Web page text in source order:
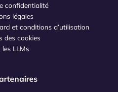
confidentialité
légales
et conditions d’utilisation
des cookies
les LLMs